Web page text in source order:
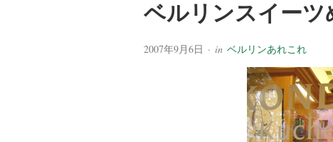
ベルリンスイーツ
2007年9月6日 · in ベルリンあれこれ